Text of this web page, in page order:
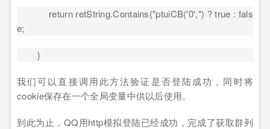
return retString.Contains("ptuiCB('0',") ? true : fals
e;
}
我们可以直接调用此方法验证是否登陆成功，同时将
cookie保存在一个全局变量中供以后使用。
到此为止， QQ用http模拟登陆已经成功，完成了获取群列